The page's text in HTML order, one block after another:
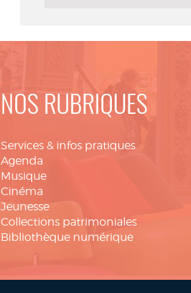
NOS RUBRIQUES
Services & infos pratiques
Agenda
Musique
Cinéma
Jeunesse
Collections patrimoniales
Bibliothèque numérique